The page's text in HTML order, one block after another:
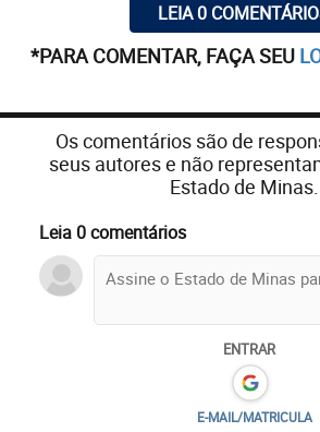
LEIA 0
*PARA COMENTAR, FAÇA SEU
Os comentários são de
seus autores e não
Estado de Minas.
Leia 0 comentários
ENTRAR
E-MAIL/MATRICULA